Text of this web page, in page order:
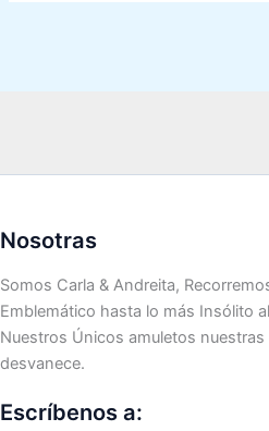
Nosotras
Somos Carla & Andreita,
Emblemático hasta lo más Insólito
Nuestros Únicos amuletos
desvanece.
Escríbenos a: